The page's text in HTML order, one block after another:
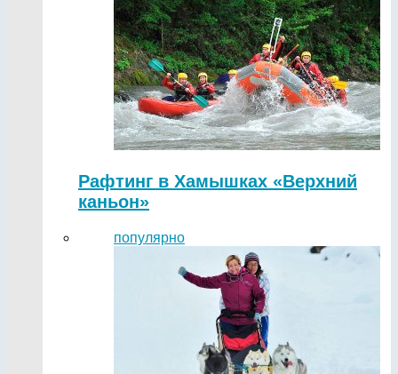
Рафтинг в Хамышках «Верхний
каньон»
популярно